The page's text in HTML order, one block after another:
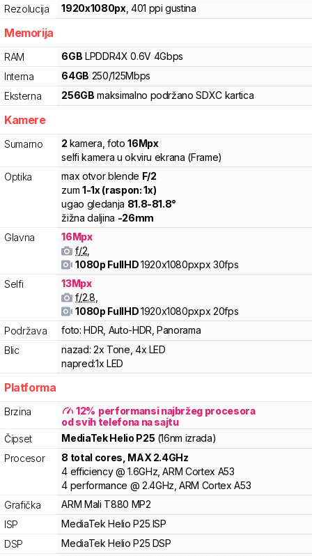
Rezolucija
1920x1080px, 401 ppi gustina
Memorija
RAM 6GB LPDDR4X 0.6V 4Gbps
Interna
64GB 250/125Mbps
Eksterna
256GB maksimalno podržano SDXC kartica
Kamere
Sumarno 2 kamera foto16Mpx
selfi kamera u okviru ekrana (Frame)
Optika
max otvor blende F/2
zum1-1x (raspon:1x)
ugao gledanja 81.8-81.8°
žižna daljina -26mm
Glavna
16Mpx
f/2
1080p FullHD1920x1080pxpx30fps
Selfi
13Mpx
f/2.8
1080p FullHD1920x1080pxpx20fps
Podržava
foto: HDR, Auto-HDR, Panorama
Blic
nazad: 2x Tone, 4x LED
napred:1x LED
Platforma
Brzina 12% performansi najbržeg procesora
od svih telefona na sajtu
Čipset
MediaTekHelio P25 (16nm izrada)
Procesor
8 total cores , MAX 2.4GHz
4 efficiency @ 1.6GHz,ARM Cortex A53
4 performance @ 2.4GHz,ARM Cortex A53
Grafička
ARM Mali T880 MP2
ISP
MediaTek Helio P25 ISP
DSP
MediaTek Helio P25 DSP